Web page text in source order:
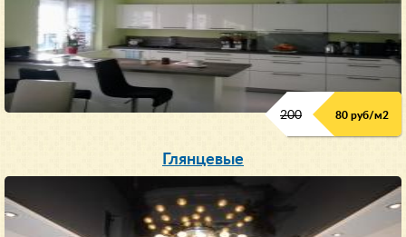
200 80 руб/м2
Глянцевые